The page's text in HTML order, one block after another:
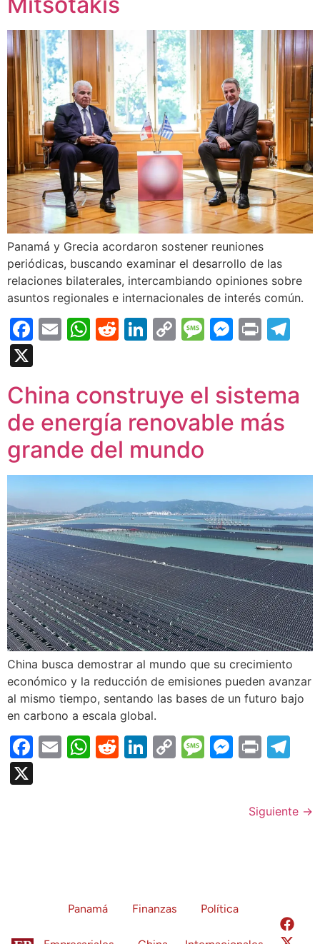
Panamá y Grecia acordaron sostener reuniones
periódicas, buscando examinar el desarrollo de las
relaciones bilaterales, intercambiando opiniones sobre
asuntos regionales e internacionales de interés común.
Facebook
EmailWhatsApp
Reddit
LinkedIn
CopyMessage
Print
China construye el sistema
de energía renovable más
grande del mundo
China busca demostrar al mundo que su crecimiento
económico y la reducción de emisiones pueden avanzar
al mismo tiempo, sentando las bases de un futuro bajo
en carbono a escala global.
Facebook
EmailWhatsApp
Reddit
LinkedIn
CopyMessage
Print
Siguiente →
Panamá Finanzas Política